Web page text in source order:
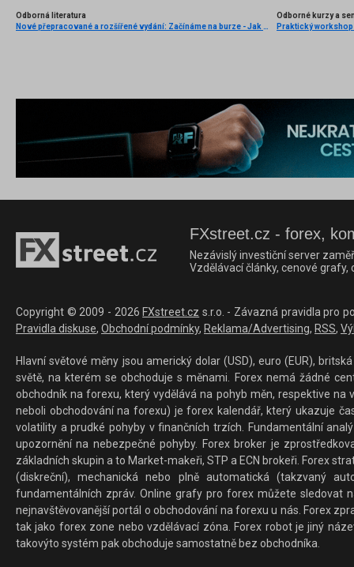
Odborná literatura
Nové přepracované a rozšířené vydání: Začínáme na burze - Jak uspět při obchodování na finančních trzích (3. vydání) - BESTSELLER
Odborné kurzy a
FXstreet.cz - forex,
Nezávislý investiční server
Vzdělávací články, cenové
Copyright © 2009 - 2026 FXstreet.cz s.r.o. - Závazná pravidla pro
Pravidla diskuse, Obchodní podmínky, Reklama/Advertising, RSS,
Hlavní světové měny jsou americký dolar (USD), euro (EUR),
světě, na kterém se obchoduje s měnami. Forex nemá žádné
obchodník na forexu, který vydělává na pohyb měn, respektive
neboli obchodování na forexu) je forex kalendář, který ukazuje
volatility a prudké pohyby v finančních trzích. Fundamentální
upozornění na nebezpečné pohyby. Forex broker je
základních skupin a to Market-makeři, STP a ECN brokeři. Forex
(diskreční), mechanická nebo plně automatická (takzvaný
fundamentálních zpráv. Online grafy pro forex můžete sledovat
nejnavštěvovanější portál o obchodování na forexu u nás. Forex
tak jako forex zone nebo vzdělávací zóna. Forex robot je jiný
takovýto systém pak obchoduje samostatně bez obchodníka.